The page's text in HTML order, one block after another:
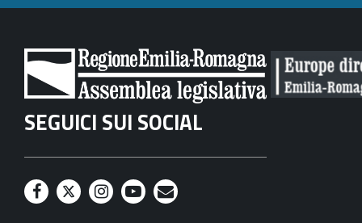
SEGUICI SUI SOCIAL
F
T
I
Y
M